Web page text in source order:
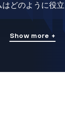
はどのように役
Show more +